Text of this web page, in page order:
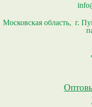
Московская область, г.